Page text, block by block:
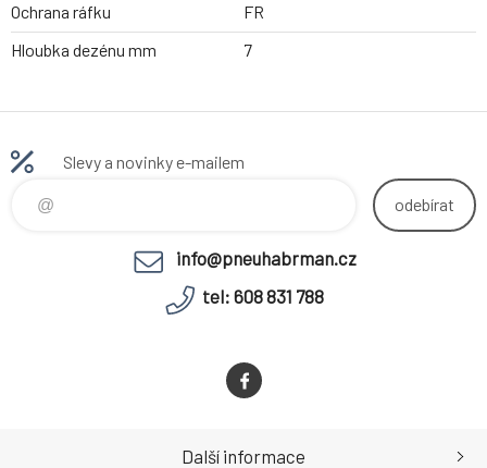
Ochrana ráfku
FR
Hloubka dezénu mm
7
Slevy a novinky e-mailem
odebírat
info@pneuhabrman.cz
tel: 608 831 788
Další informace